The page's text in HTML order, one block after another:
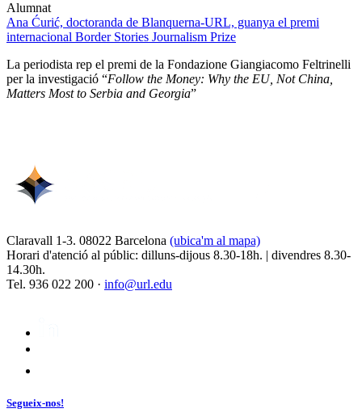
Alumnat
Ana Ćurić, doctoranda de Blanquerna-URL, guanya el premi
internacional Border Stories Journalism Prize
La periodista rep el premi de la Fondazione Giangiacomo Feltrinelli
per la investigació “Follow the Money: Why the EU, Not China,
Matters Most to Serbia and Georgia”
Claravall 1-3. 08022 Barcelona (ubica'm al mapa)
Horari d'atenció al públic: dilluns-dijous 8.30-18h. | divendres 8.30-
14.30h.
Tel. 936 022 200 · info@url.edu
Segueix-nos!